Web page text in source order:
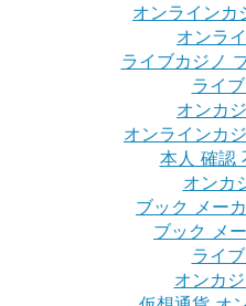
オンラインカ
オンラ
ライブカジノ
ライ
オンカ
オンラインカ
本人 確認
オンカ
ブック メー
ブック メ
ライ
オンカ